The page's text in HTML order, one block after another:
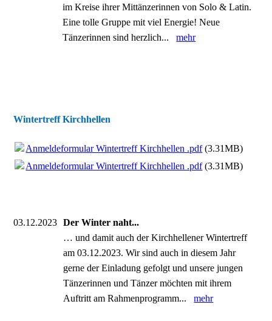
im Kreise ihrer Mittänzerinnen von Solo & Latin.
Eine tolle Gruppe mit viel Energie! Neue
Tänzerinnen sind herzlich...mehr
Wintertreff Kirchhellen
Anmeldeformular Wintertreff Kirchhellen .pdf(3.31MB)
Anmeldeformular Wintertreff Kirchhellen .pdf(3.31MB)
03.12.2023
Der Winter naht...
… und damit auch der Kirchhellener Wintertreff
am 03.12.2023. Wir sind auch in diesem Jahr
gerne der Einladung gefolgt und unsere jungen
Tänzerinnen und Tänzer möchten mit ihrem
Auftritt am Rahmenprogramm...mehr